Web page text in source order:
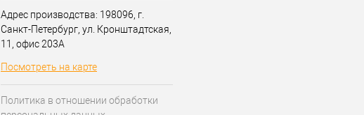
Адрес производства: 198096, г.
Санкт-Петербург, ул. Кронштадтская,
11, офис 203А
Посмотреть на карте
Политика в отношении обработки